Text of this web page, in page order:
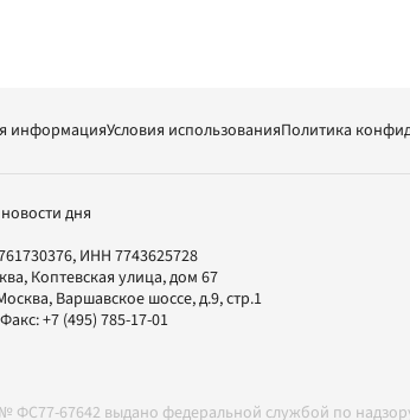
информацияУсловия использованияПолитика
дня
ИНН 7743625728
Коптевская улица, дом 67
, Варшавское шоссе, д.9, стр.1
+7 (495) 785-17-01
ФС77-67642 выдано федеральной службой по